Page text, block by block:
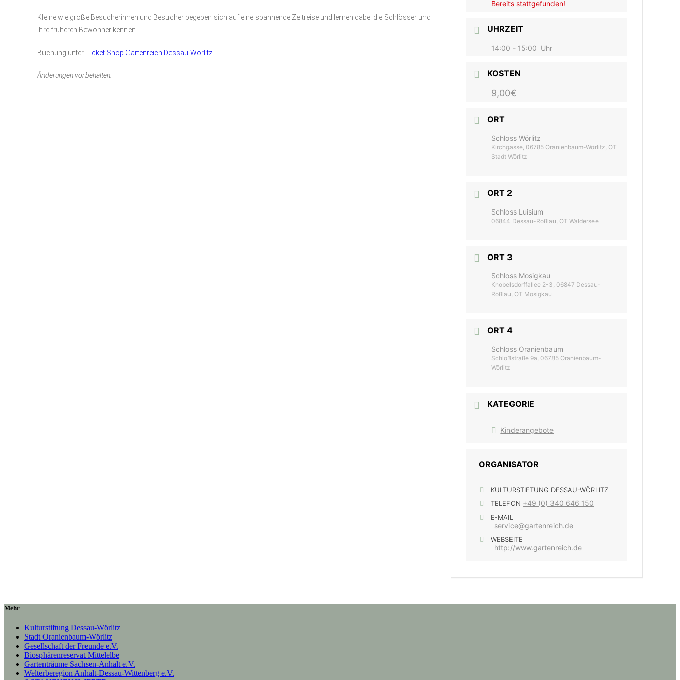
Kleine wie große Besucherinnen und Besucher begeben sich auf eine spannende Zeitreise und lernen dabei die Schlösser und
ihre früheren Bewohner kennen.
Buchung unterTicket-Shop Gartenreich Dessau-Wörlitz
Änderungen vorbehalten.
Bereits stattgefunden!
UHRZEIT
14:00 - 15:00 Uhr
KOSTEN
9,00€
ORT
Schloss Wörlitz
Kirchgasse, 06785 Oranienbaum-Wörlitz, OT
Stadt Wörlitz
ORT 2
Schloss Luisium
06844 Dessau-Roßlau, OT Waldersee
ORT 3
Schloss Mosigkau
Knobelsdorffallee 2-3, 06847 Dessau-
Roßlau, OT Mosigkau
ORT 4
Schloss Oranienbaum
Schloßstraße 9a, 06785 Oranienbaum-
Wörlitz
KATEGORIE
Kinderangebote
ORGANISATOR
KULTURSTIFTUNG DESSAU-WÖRLITZ
TELEFON +49 (0) 340 646 150
E-MAIL
service@gartenreich.de
WEBSEITE
http://www.gartenreich.de
Mehr
Kulturstiftung Dessau-Wörlitz
Stadt Oranienbaum-Wörlitz
Gesellschaft der Freunde e.V.
Biosphärenreservat Mittelelbe
Gartenträume Sachsen-Anhalt e.V.
Welterberegion Anhalt-Dessau-Wittenberg e.V.